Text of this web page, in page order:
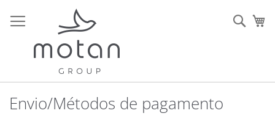
para
o
Conteúdo
Envio/Métodos de pagamento